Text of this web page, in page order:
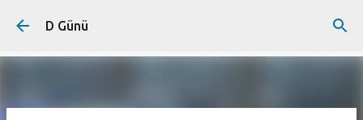
D Günü